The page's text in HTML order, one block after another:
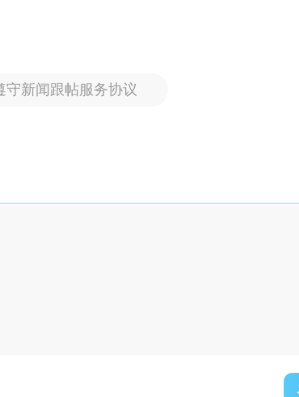
守新闻跟帖服务协议